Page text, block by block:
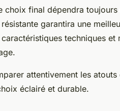
choix final dépendra
garantira une
techniques et
attentivement les
éclairé et durable.